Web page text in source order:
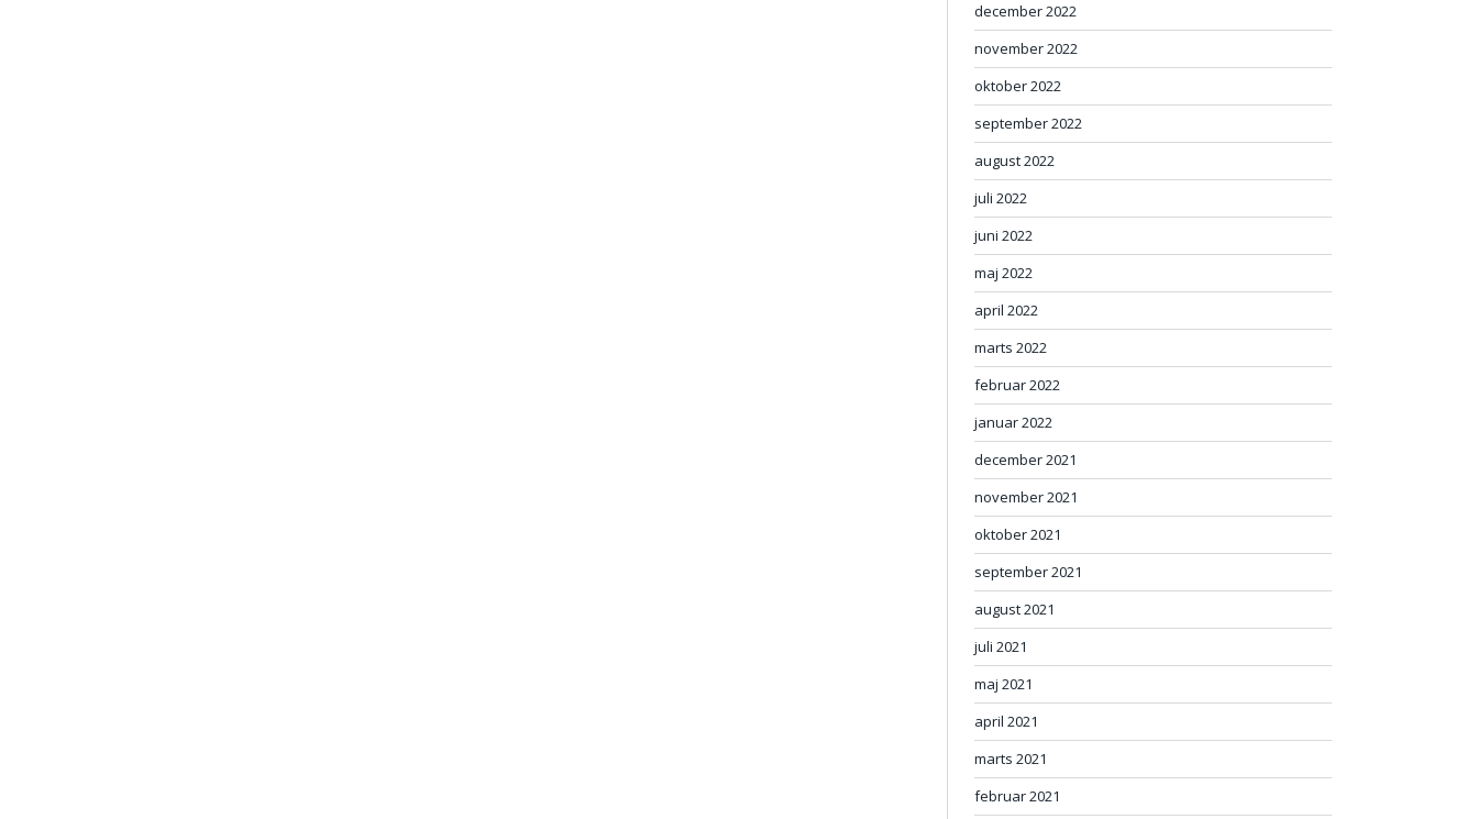
december 2022
november 2022
oktober 2022
september 2022
august 2022
juli 2022
juni 2022
maj 2022
april 2022
marts 2022
februar 2022
januar 2022
december 2021
november 2021
oktober 2021
september 2021
august 2021
juli 2021
maj 2021
april 2021
marts 2021
februar 2021